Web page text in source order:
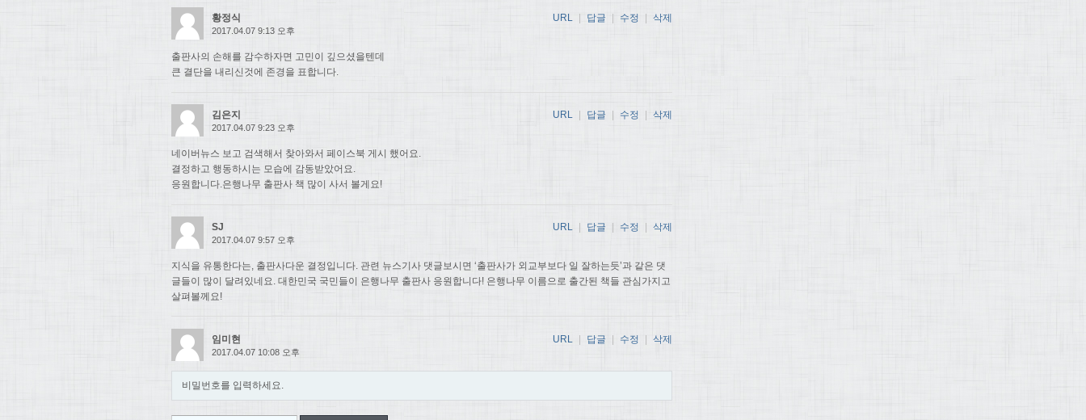
황정식
2017.04.07 9:13 오후
출판사의 손해를 감수하자면 고민이 깊으셨을텐데
큰 결단을 내리신것에 존경을 표합니다.
URL 답글 수정 삭제
김은지
2017.04.07 9:23 오후
네이버뉴스 보고 검색해서 찾아와서 페이스북 게시 했어요.
결정하고 행동하시는 모습에 감동받았어요.
응원합니다.은행나무 출판사 책 많이 사서 볼게요!
URL 답글 수정 삭제
SJ
2017.04.07 9:57 오후
지식을 유통한다는, 출판사다운 결정입니다. 관련 뉴스기사 댓글보시면 ‘출판사가 외교부보다 일 잘하는듯’과 같은 댓
글들이 많이 달려있네요. 대한민국 국민들이 은행나무 출판사 응원합니다! 은행나무 이름으로 출간된 책들 관심가지고
살펴볼께요!
URL 답글 수정 삭제
임미현
2017.04.07 10:08 오후
비밀번호를 입력하세요.
URL | 답글 | 수정 | 삭제